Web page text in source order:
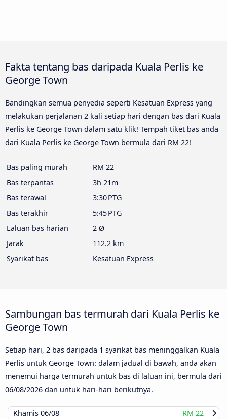
Fakta tentang bas daripada Kuala Perlis ke
George Town
Bandingkan semua penyedia seperti Kesatuan Express yang
melakukan perjalanan 2 kali setiap hari dengan bas dari Kuala
Perlis ke George Town dalam satu klik! Tempah tiket bas anda
dari Kuala Perlis ke George Town bermula dari RM 22!
Bas paling murah
RM 22
Bas terpantas
3h 21m
Bas terawal
3:30 PTG
Bas terakhir
5:45 PTG
Laluan bas harian
2 Ø
Jarak
112.2 km
Syarikat bas
Kesatuan Express
Sambungan bas termurah dari Kuala Perlis ke
George Town
Setiap hari, 2 bas daripada 1 syarikat bas meninggalkan Kuala
Perlis untuk George Town: dalam jadual di bawah, anda akan
menemui harga termurah untuk bas di laluan ini, bermula dari
06/08/2026 dan untuk hari-hari berikutnya.
Khamis 06/08 RM 22